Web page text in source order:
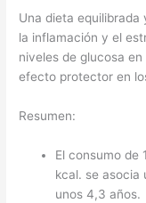
Una dieta
la inflamación y el
niveles de glucosa
efecto protector en
Resumen:
El consumo de
kcal. se asocia
unos 4,3 años.